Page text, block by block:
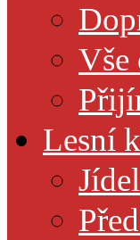
Vše
Lesní